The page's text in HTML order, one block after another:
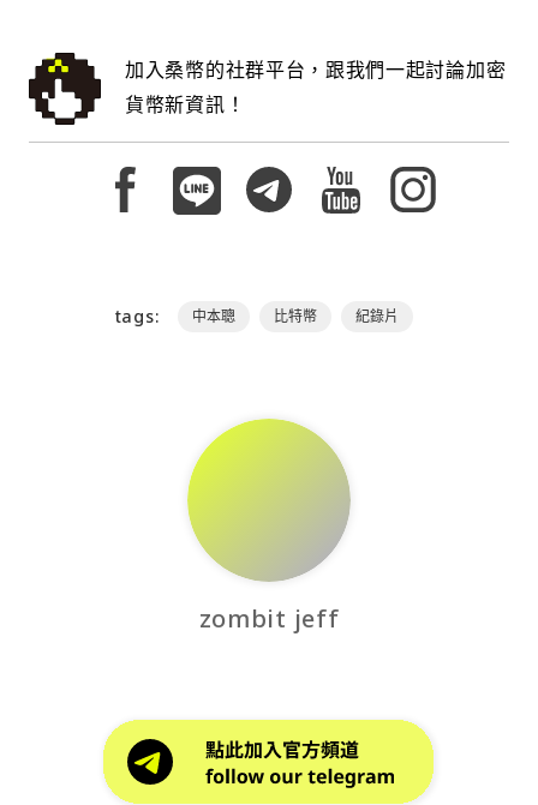
加入桑幣的社群平台，跟我們一起討論加密
貨幣新資訊！
tags: 中本聰 比特幣 紀錄片
zombit jeff